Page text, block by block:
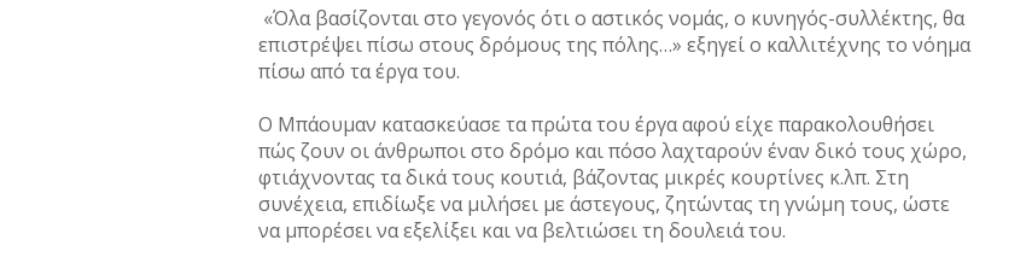
«Όλα βασίζονται στο γεγονός ότι ο αστικός νοµάς, ο κυνηγός-συλλέκτης, θα
επιστρέψει πίσω στους δρόµους της πόλης…» εξηγεί ο καλλιτέχνης το νόηµα
πίσω από τα έργα του.
Ο Μπάουµαν κατασκεύασε τα πρώτα του έργα αφού είχε παρακολουθήσει
πώς ζουν οι άνθρωποι στο δρόµο και πόσο λαχταρούν έναν δικό τους χώρο,
φτιάχνοντας τα δικά τους κουτιά, βάζοντας µικρές κουρτίνες κ.λπ. Στη
συνέχεια, επιδίωξε να µιλήσει µε άστεγους, ζητώντας τη γνώµη τους, ώστε
να µπορέσει να εξελίξει και να βελτιώσει τη δουλειά του.